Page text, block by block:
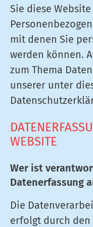
Sie diese
mit denen Sie
werden können.
zum Thema
unserer unter
WEBSITE
Wer ist
Datenerfassung
Die
erfolgt durch den